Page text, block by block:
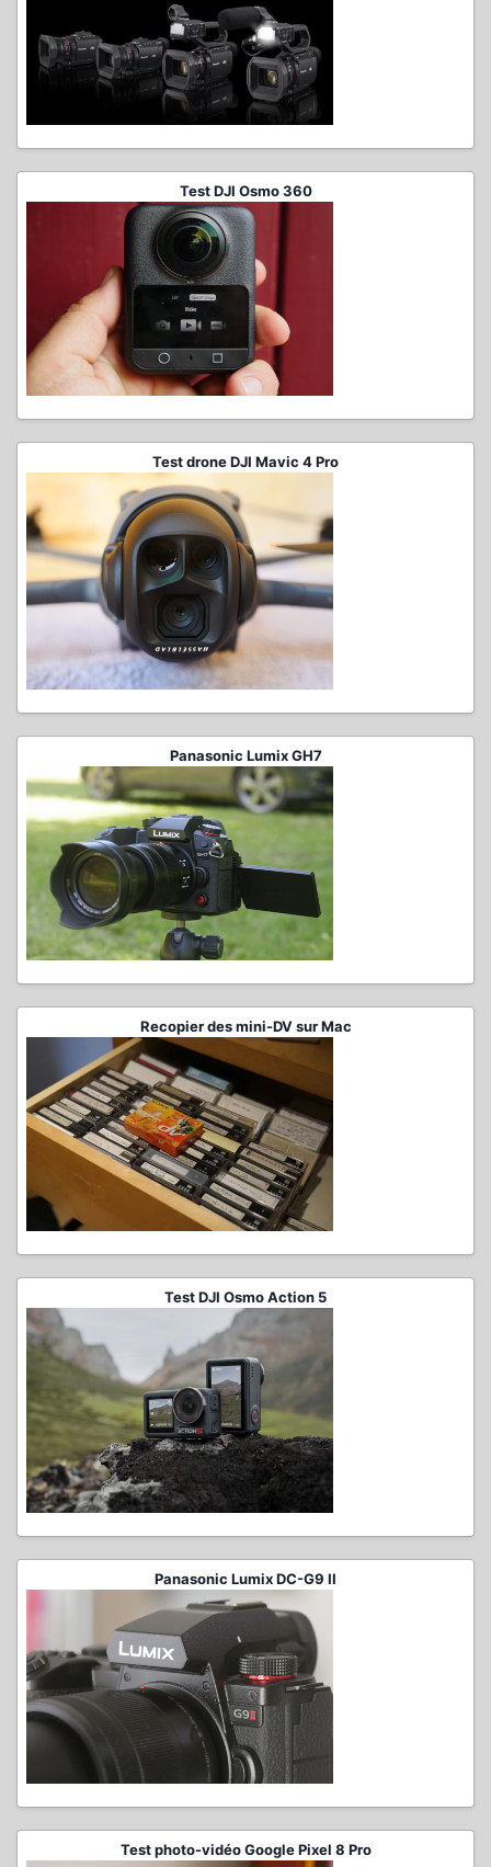
Test DJI Osmo 360
Test drone DJI Mavic 4 Pro
Panasonic Lumix GH7
Recopier des mini-DV sur Mac
Test DJI Osmo Action 5
Panasonic Lumix DC-G9 II
Test photo-vidéo Google Pixel 8 Pro